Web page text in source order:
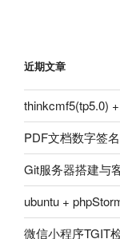
近期文章
thinkcmf5(tp5.0)
PDF文档数字签名
Git服务器搭建与
ubuntu +
微信小程序TGIT